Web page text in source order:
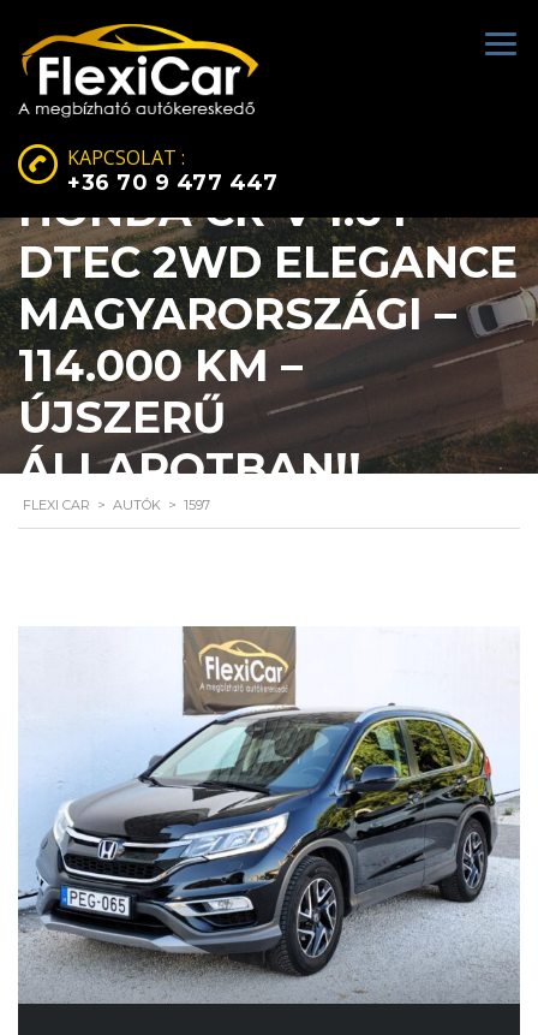
KAPCSOLAT :
+36 70 9 477 447
HONDA CR-V 1.6 I-
DTEC 2WD ELEGANCE
MAGYARORSZÁGI –
114.000 KM –
ÚJSZERŰ
ÁLLAPOTBAN!!
FLEXI CAR > AUTÓK > 1597